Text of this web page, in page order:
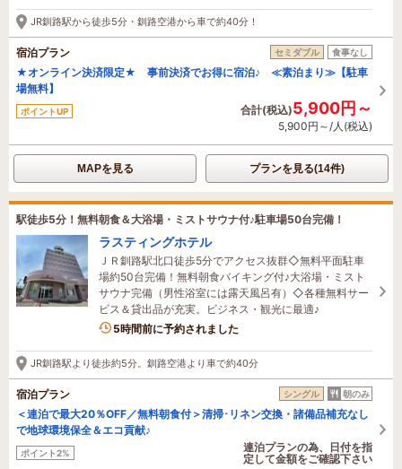
JR釧路駅から徒歩5分・釧路空港から車で約40分！
宿泊プラン セミダブル 食事なし
★オンライン決済限定★ 事前決済でお得に宿泊♪ ≪素泊まり≫【駐車
場無料】
ポイントUP 合計(税込)5,900円～
5,900円～/人(税込)
MAPを見る プランを見る(14件)
駅徒歩5分！無料朝食＆大浴場・ミストサウナ付♪駐車場50台完備！
ラスティングホテル
ＪＲ釧路駅北口徒歩5分でアクセス抜群◇無料平面駐車
場約50台完備！無料朝食バイキング付♪大浴場・ミスト
サウナ完備（男性浴室には露天風呂有）◇各種無料サー
ビス＆貸出品が充実。ビジネス・観光に最適♪
5時間前に予約されました
JR釧路駅より徒歩約5分。釧路空港より車で約40分
宿泊プラン シングル 朝のみ
＜連泊で最大20％OFF／無料朝食付＞清掃･リネン交換・諸備品補充なし
で地球環境保全＆エコ貢献♪
ポイント2%
連泊プランの為、日付を指
定して金額をご確認下さい